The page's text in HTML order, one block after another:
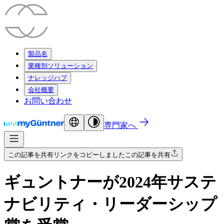
製品名
業種別ソリューション
ナレッジハブ
会社概要
お問い合わせ
専門家へ
この記事を共有 リンクをコピーしましたこの記事を共有
ギュントナーが2024年サステ
ナビリティ・リーダーシップ